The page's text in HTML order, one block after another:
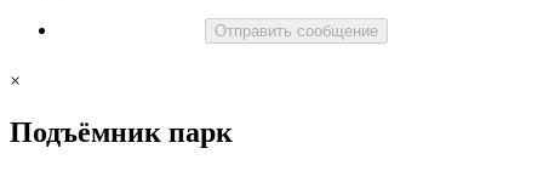
Отправить сообщение
×
Подъёмник парк